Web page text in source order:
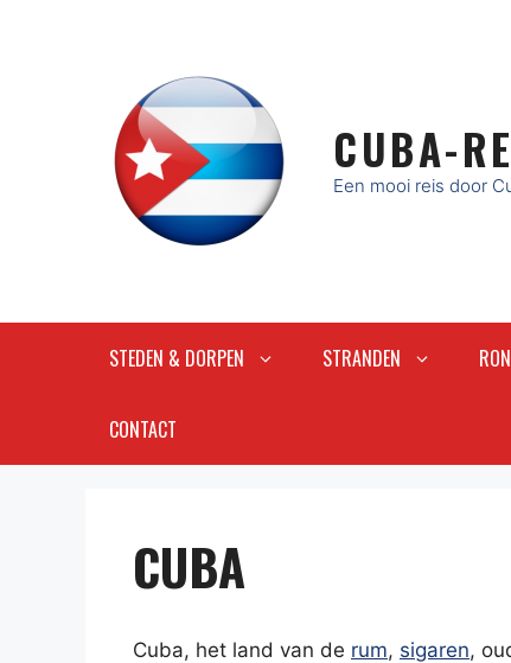
CUBA-
Een mooi reis door
STEDEN & DORPEN STRANDEN
CONTACT
CUBA
Cuba, het land van de rum, sigaren,